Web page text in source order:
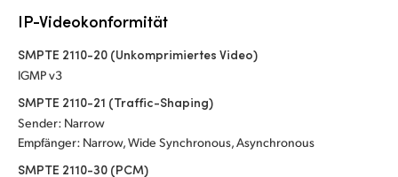
IP-Videokonformität
SMPTE 2110-20 (Unkomprimiertes Video)
IGMP v3
SMPTE 2110-21 (Traffic-Shaping)
Sender: Narrow
Empfänger: Narrow, Wide Synchronous, Asynchronous
SMPTE 2110-30 (PCM)